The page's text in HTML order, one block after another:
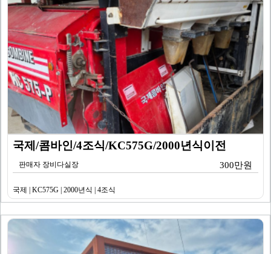
국제/콤바인/4조식/KC575G/2000년식이전
판매자 장비다실장 300만원
국제 | KC575G | 2000년식 | 4조식